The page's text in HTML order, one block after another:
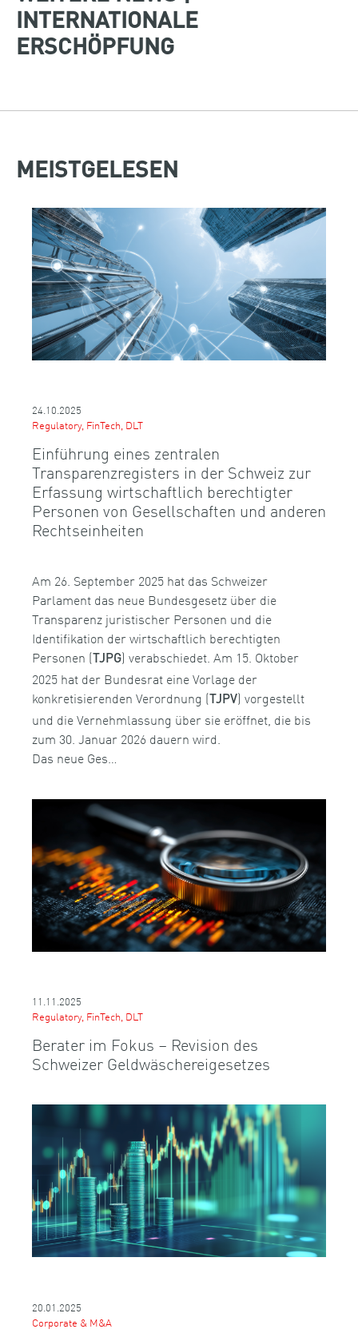
INTERNATIONALE
ERSCHÖPFUNG
MEISTGELESEN
24.10.2025
Regulatory, FinTech, DLT
Einführung eines zentralen
Transparenzregisters in der Schweiz zur
Erfassung wirtschaftlich berechtigter
Personen von Gesellschaften und anderen
Rechtseinheiten
Am 26. September 2025 hat das Schweizer
Parlament das neue Bundesgesetz über die
Transparenz juristischer Personen und die
Identifikation der wirtschaftlich berechtigten
Personen ( TJPG) verabschiedet. Am 15. Oktober
2025 hat der Bundesrat eine Vorlage der
konkretisierenden Verordnung ( TJPV) vorgestellt
und die Vernehmlassung über sie eröffnet, die bis
zum 30. Januar 2026 dauern wird.
Das neue Ges…
11.11.2025
Regulatory, FinTech, DLT
Berater im Fokus – Revision des
Schweizer Geldwäschereigesetzes
20.01.2025
Corporate & M&A